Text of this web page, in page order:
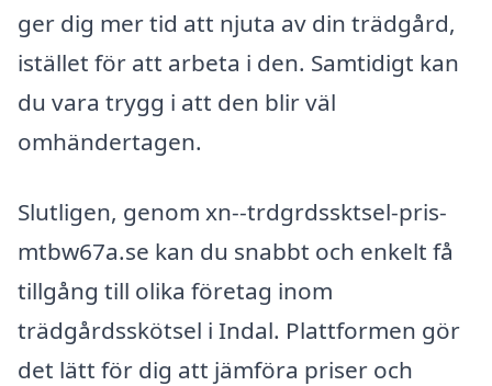
ger dig mer tid att njuta av din trädgård,
istället för att arbeta i den. Samtidigt kan
du vara trygg i att den blir väl
omhändertagen.
Slutligen, genom xn--trdgrdssktsel-pris-
mtbw67a.se kan du snabbt och enkelt få
tillgång till olika företag inom
trädgårdsskötsel i Indal. Plattformen gör
det lätt för dig att jämföra priser och